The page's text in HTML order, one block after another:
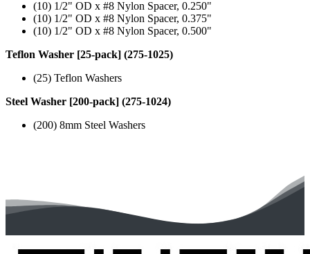
(10) 1/2" OD x #8 Nylon Spacer, 0.250"
(10) 1/2" OD x #8 Nylon Spacer, 0.375"
(10) 1/2" OD x #8 Nylon Spacer, 0.500"
Teflon Washer [25-pack] (275-1025)
(25) Teflon Washers
Steel Washer [200-pack] (275-1024)
(200) 8mm Steel Washers